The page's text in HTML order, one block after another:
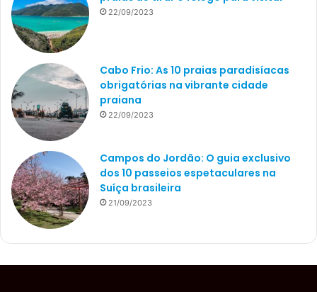
22/09/2023
Cabo Frio: As 10 praias paradisíacas
obrigatórias na vibrante cidade
praiana
22/09/2023
Campos do Jordão: O guia exclusivo
dos 10 passeios espetaculares na
Suíça brasileira
21/09/2023